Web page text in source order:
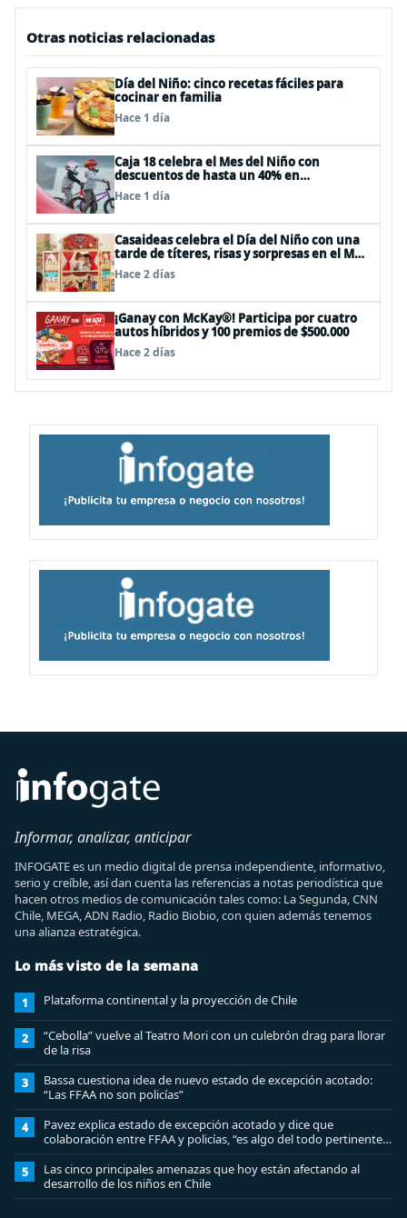
Otras noticias relacionadas
Día del Niño: cinco recetas fáciles para
cocinar en familia
Hace 1 día
Caja 18 celebra el Mes del Niño con
descuentos de hasta un 40% en
panoramas, cine, shows y streaming
Hace 1 día
Casaideas celebra el Día del Niño con una
tarde de títeres, risas y sorpresas en el Mall
Plaza Vespucio
Hace 2 días
¡Ganay con McKay®! Participa por cuatro
autos híbridos y 100 premios de $500.000
Hace 2 días
Informar, analizar, anticipar
INFOGATE es un medio digital de prensa independiente, informativo,
serio y creíble, así dan cuenta las referencias a notas periodística que
hacen otros medios de comunicación tales como: La Segunda, CNN
Chile, MEGA, ADN Radio, Radio Biobio, con quien además tenemos
una alianza estratégica.
Lo más visto de la semana
1 Plataforma continental y la proyección de Chile
2
“Cebolla” vuelve al Teatro Mori con un culebrón drag para llorar
de la risa
3
Bassa cuestiona idea de nuevo estado de excepción acotado:
“Las FFAA no son policías”
4
Pavez explica estado de excepción acotado y dice que
colaboración entre FFAA y policías, “es algo del todo pertinente
analizar”
5
Las cinco principales amenazas que hoy están afectando al
desarrollo de los niños en Chile